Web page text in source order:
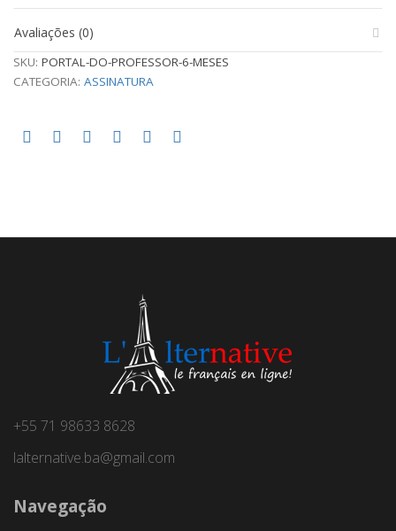
Avaliações (0)
SKU: PORTAL-DO-PROFESSOR-6-MESES
CATEGORIA: ASSINATURA
+55 71 98633 8628
lalternative.ba@gmail.com
Navegação